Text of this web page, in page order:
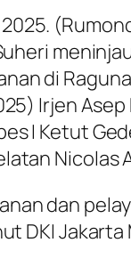
di
Irjen Asep
I Ketut
Nicolas
dan
DKI